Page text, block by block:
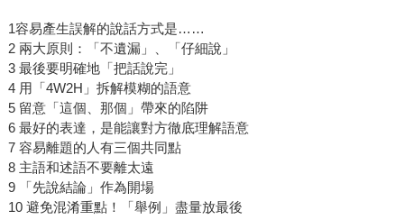
1容易產生誤解的說話方式是……
2 兩大原則：「不遺漏」、「仔細說」
3 最後要明確地「把話說完」
4 用「4W2H」拆解模糊的語意
5 留意「這個、那個」帶來的陷阱
6 最好的表達，是能讓對方徹底理解語意
7 容易離題的人有三個共同點
8 主語和述語不要離太遠
9 「先說結論」作為開場
10 避免混淆重點！「舉例」盡量放最後